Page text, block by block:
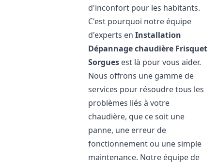
d'inconfort pour les habitants.
C'est pourquoi notre équipe
d'experts enInstallation
Dépannage chaudière Frisquet
Sorgues est là pour vous aider.
Nous offrons une gamme de
services pour résoudre tous les
problèmes liés à votre
chaudière, que ce soit une
panne, une erreur de
fonctionnement ou une simple
maintenance. Notre équipe de